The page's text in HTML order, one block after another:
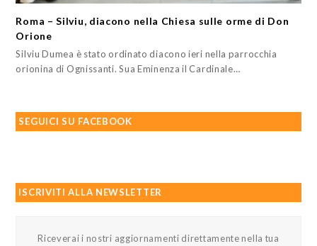
Roma – Silviu, diacono nella Chiesa sulle orme di Don
Orione
Silviu Dumea è stato ordinato diacono ieri nella parrocchia
orionina di Ognissanti. Sua Eminenza il Cardinale…
SEGUICI SU FACEBOOK
ISCRIVITI ALLA NEWSLETTER
Riceverai i nostri aggiornamenti direttamente nella tua